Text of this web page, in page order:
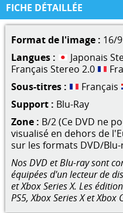
FICHE DÉTAILLÉE
Format de l'image : 16/
Langues :
Japonais
Français Stereo 2.0
Sous-titres :
Français
Support : Blu-Ray
Zone : B/2 (Ce DVD ne
visualisé en dehors de
sur les formats DVD/Blu-
Nos DVD et Blu-ray sont
équipées d'un lecteur de
et Xbox Series X. Les
PS5, Xbox Series X et Xbox